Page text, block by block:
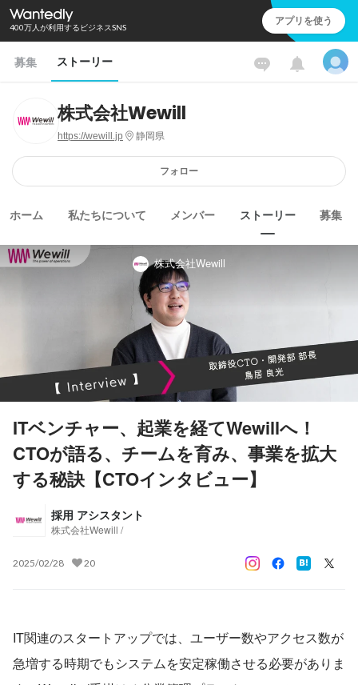
400万人が利用するビジネスSNS アプリを使う
募集 ストーリー
株式会社Wewill
https://wewill.jp 静岡県
フォロー
ホーム 私たちについて メンバー ストーリー 募集
株式会社Wewill
ITベンチャー、起業を経てWewillへ！
CTOが語る、チームを育み、事業を拡大
する秘訣【CTOインタビュー】
採用 アシスタント
株式会社Wewill /
2025/02/28 20
IT関連のスタートアップでは、ユーザー数やアクセス数が
急増する時期でもシステムを安定稼働させる必要がありま